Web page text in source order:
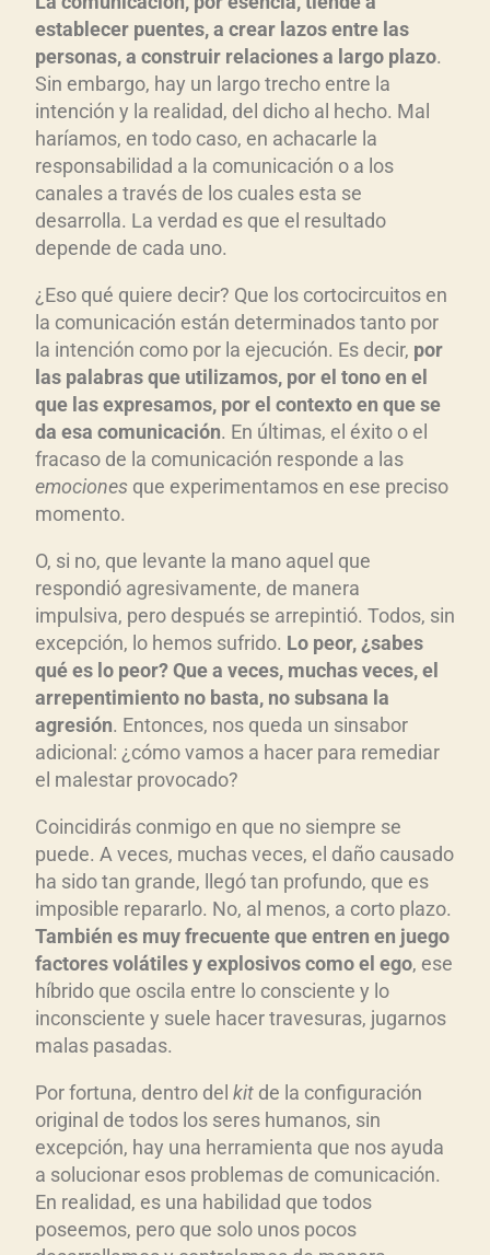
establecer puentes, a crear lazos entre las
personas, a construir relaciones a largo plazo.
Sin embargo, hay un largo trecho entre la
intención y la realidad, del dicho al hecho. Mal
haríamos, en todo caso, en achacarle la
responsabilidad a la comunicación o a los
canales a través de los cuales esta se
desarrolla. La verdad es que el resultado
depende de cada uno.
¿Eso qué quiere decir? Que los cortocircuitos en
la comunicación están determinados tanto por
la intención como por la ejecución. Es decir, por
las palabras que utilizamos, por el tono en el
que las expresamos, por el contexto en que se
da esa comunicación. En últimas, el éxito o el
fracaso de la comunicación responde a las
emociones que experimentamos en ese preciso
momento.
O, si no, que levante la mano aquel que
respondió agresivamente, de manera
impulsiva, pero después se arrepintió. Todos, sin
excepción, lo hemos sufrido. Lo peor, ¿sabes
qué es lo peor? Que a veces, muchas veces, el
arrepentimiento no basta, no subsana la
agresión. Entonces, nos queda un sinsabor
adicional: ¿cómo vamos a hacer para remediar
el malestar provocado?
Coincidirás conmigo en que no siempre se
puede. A veces, muchas veces, el daño causado
ha sido tan grande, llegó tan profundo, que es
imposible repararlo. No, al menos, a corto plazo.
También es muy frecuente que entren en juego
factores vol átiles y explosivos como el ego, ese
híbrido que oscila entre lo consciente y lo
inconsciente y suele hacer travesuras, jugarnos
malas pasadas.
Por fortuna, dentro del kit de la configuración
original de todos los seres humanos, sin
excepción, hay una herramienta que nos ayuda
a solucionar esos problemas de comunicación.
En realidad, es una habilidad que todos
poseemos, pero que solo unos pocos